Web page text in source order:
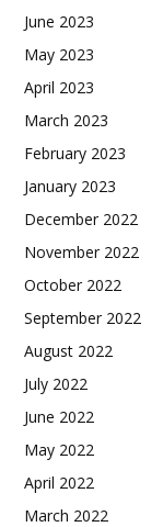
June 2023
May 2023
April 2023
March 2023
February 2023
January 2023
December 2022
November 2022
October 2022
September 2022
August 2022
July 2022
June 2022
May 2022
April 2022
March 2022